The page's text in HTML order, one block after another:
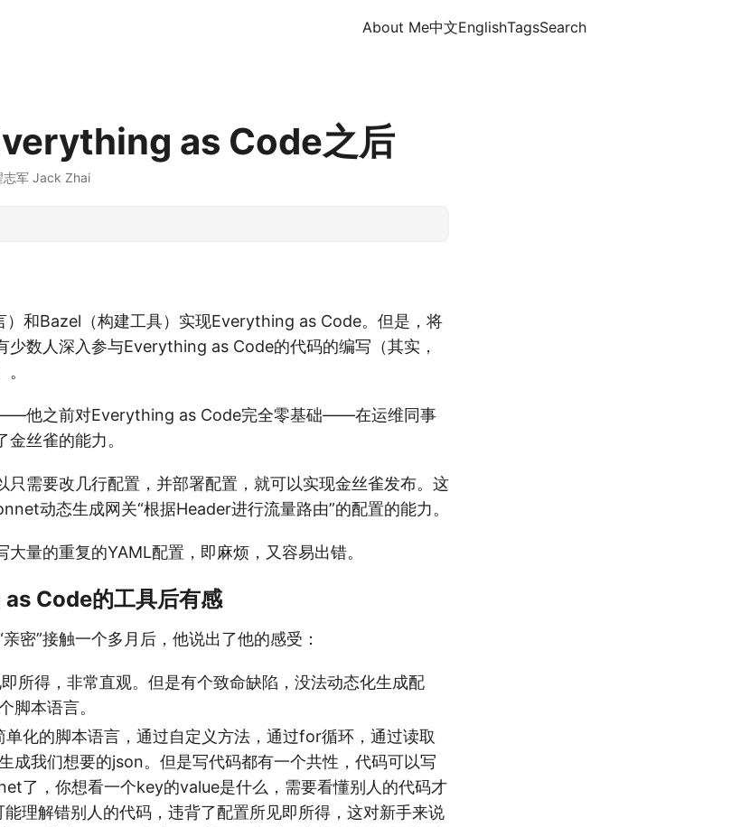
About Me中文EnglishTagsSearch
as Code之后
志军 Jack Zhai
和Bazel（构建工具）实现Everything as Code。但是，将
少数人深入参与Everything as Code的代码的编写（其实，
他之前对Everything as Code完全零基础——在运维同事
丝雀的能力。
只需要改几行配置，并部署配置，就可以实现金丝雀发布。这
动态生成网关“根据Header进行流量路由”的配置的能力。
量的重复的YAML配置，即麻烦，又容易出错。
Code的工具后有感
密”接触一个多月后，他说出了他的感受：
所得，非常直观。但是有个致命缺陷，没法动态化生成配
脚本语言。
化的脚本语言，通过自定义方法，通过for循环，通过读取
成我们想要的json。但是写代码都有一个共性，代码可以写
了，你想看一个key的value是什么，需要看懂别人的代码才
理解错别人的代码，违背了配置所见即所得，这对新手来说